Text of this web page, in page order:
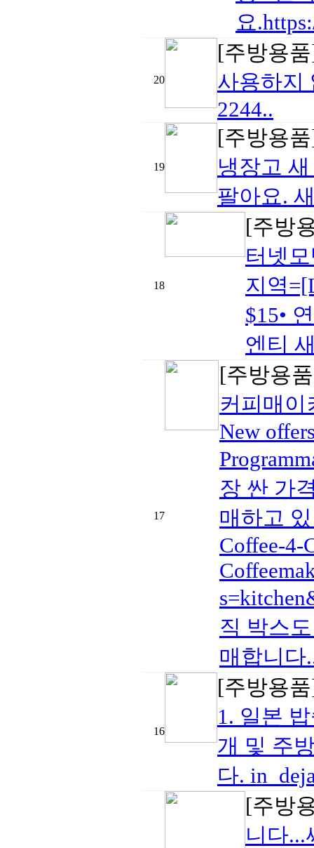
요
20
[주방용
사용하지
2244..
19
[주방용
냉장고
팔아요.
18
[주방
터넷
지역
$15•
엔티
17
[주방용
커피매이
New
장 싼 가
매하고
Coffee-4-
직 박스
매합니다
16
[주방용
1. 일본
개 및 주
다.
[주방
니다...